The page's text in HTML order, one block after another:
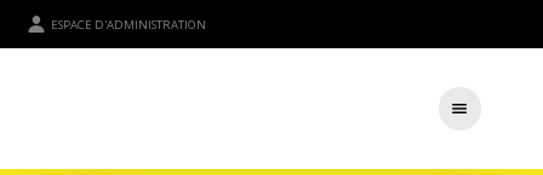
ESPACE D'ADMINISTRATION